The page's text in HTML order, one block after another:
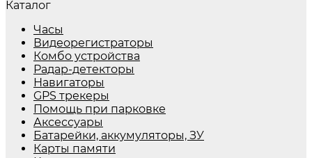
Каталог
Часы
Видеорегистраторы
Комбо устройства
Радар-детекторы
Навигаторы
GPS трекеры
Помощь при парковке
Аксессуары
Батарейки, аккумуляторы, ЗУ
Карты памяти